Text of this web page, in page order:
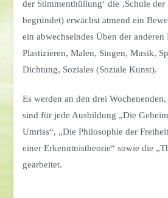
der Stimmenthüllung‘ die ‚Schule der
begründet) erwächst atmend ein
ein abwechselndes Üben der anderen
Plastizieren, Malen, Singen, Musik,
Dichtung, Soziales (Soziale Kunst).
Es werden an den drei
sind für jede Ausbildung „Die
Umriss“, „Die Philosophie der
einer Erkenntnistheorie“ sowie die
gearbeitet.